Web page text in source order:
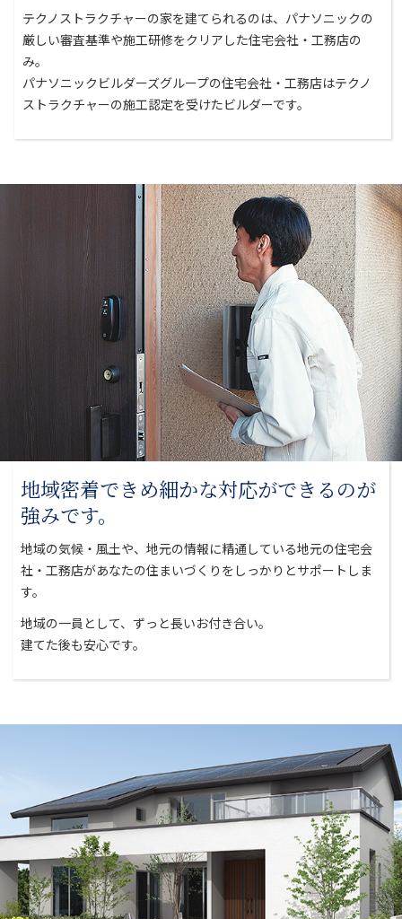
テクノストラクチャーの家を建てられるのは、パナソニックの
厳しい審査基準や施工研修をクリアした住宅会社・工務店の
み。
パナソニックビルダーズグループの住宅会社・工務店はテクノ
ストラクチャーの施工認定を受けたビルダーです。
地域密着できめ細かな対応ができるのが
強みです。
地域の気候・風土や、地元の情報に精通している地元の住宅会
社・工務店があなたの住まいづくりをしっかりとサポートしま
す。
地域の一員として、ずっと長いお付き合い。
建てた後も安心です。